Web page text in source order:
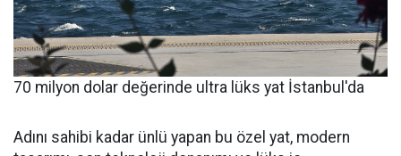
70 milyon dolar değerinde ultra lüks yat İstanbul'da
Adını sahibi kadar ünlü yapan bu özel yat, modern